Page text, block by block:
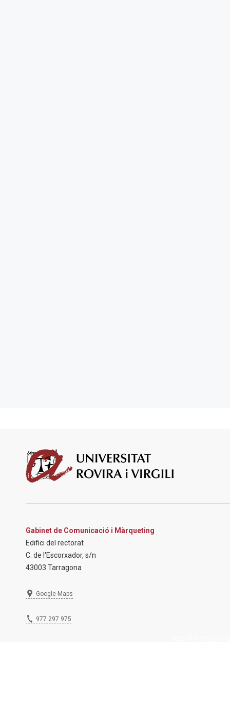
Gabinet de Comunicació i Màrqueting
Edifici del rectorat
C. de l'Escorxador, s/n
43003 Tarragona
Google Maps
977 297 975